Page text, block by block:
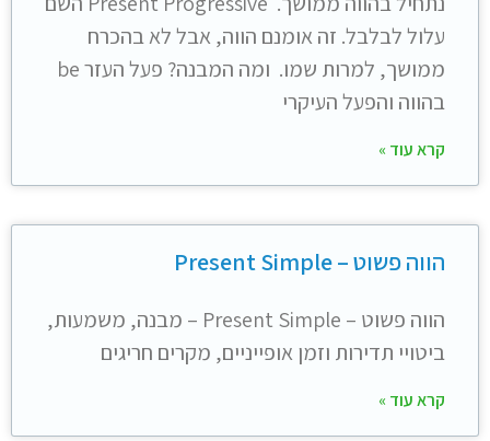
עלול לבלבל. זה אומנם הווה, אבל לא בהכרח
ממושך, למרות שמו. ומה המבנה? פעל העזר be
בהווה והפעל העיקרי
קרא עוד »
הווה פשוט – Present Simple
הווה פשוט – Present Simple – מבנה, משמעות,
ביטויי תדירות וזמן אופייניים, מקרים חריגים
קרא עוד »